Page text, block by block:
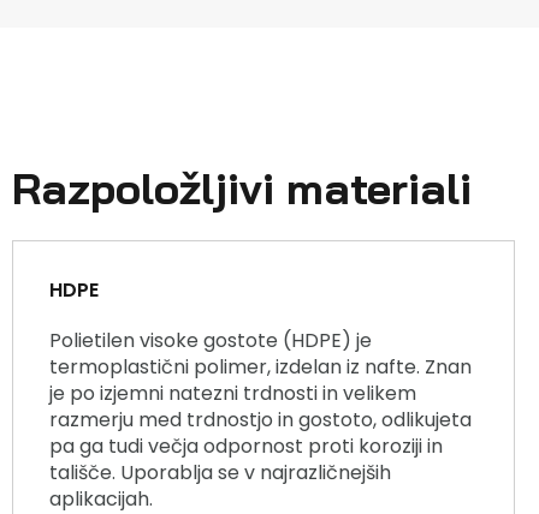
Razpoložljivi materiali
HDPE
Polietilen visoke gostote (HDPE) je
termoplastični polimer, izdelan iz nafte. Znan
je po izjemni natezni trdnosti in velikem
razmerju med trdnostjo in gostoto, odlikujeta
pa ga tudi večja odpornost proti koroziji in
tališče. Uporablja se v najrazličnejših
aplikacijah.